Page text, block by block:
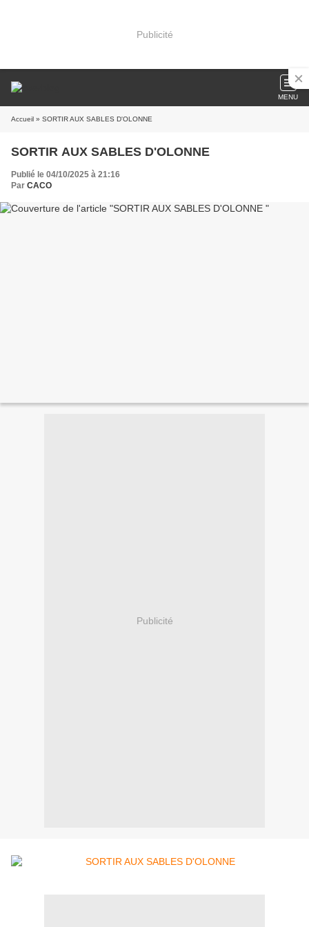
Publicité
MENU
Accueil » SORTIR AUX SABLES D'OLONNE
SORTIR AUX SABLES D'OLONNE
Publié le 04/10/2025 à 21:16
Par CACO
Publicité